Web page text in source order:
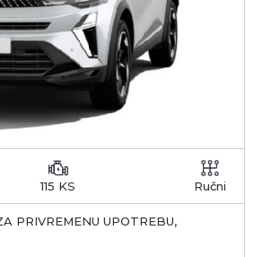
115 KS Ručni
PRIVREMENU UPOTREBU,